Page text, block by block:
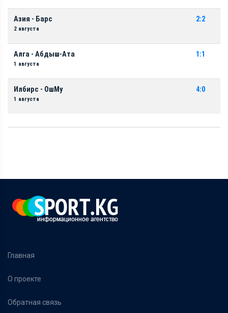
Азия - Барс
2 августа
2:2
Алга - Абдыш-Ата
1 августа
1:1
Илбирс - ОшМу
1 августа
4:0
Главная
О проекте
Обратная связь